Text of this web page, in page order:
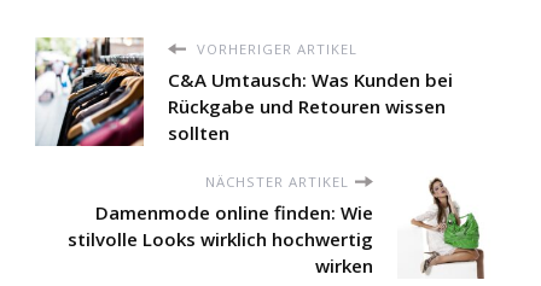
VORHERIGER ARTIKEL
C&A Umtausch: Was Kunden bei
Rückgabe und Retouren wissen
sollten
NÄCHSTER ARTIKEL
Damenmode online finden: Wie
stilvolle Looks wirklich hochwertig
wirken